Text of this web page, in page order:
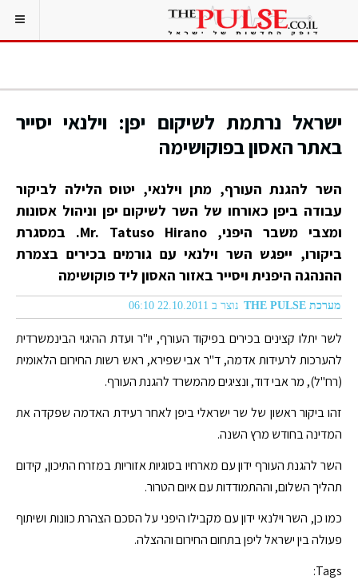
ישראל נרתמת לשיקום יפן: וילנאי יסייר
באתר האסון בפוקושימה
השר להגנת העורף, מתן וילנאי, יטוס הלילה לביקור
עבודה ביפן כאורחו של השר לשיקום יפן וניהול אסונות
ומצבי משבר היפני, Mr. Tatuso Hirano. במסגרת
ביקורו, ייפגש השר וילנאי עם גורמים בכירים בצמרת
ההנהגה היפנית ויסייר באזור האסון ליד פוקושימה
מערכת THE PULSE נוצר ב 22.10.2011 06:10
לשר יתלו קצינים בכירים בפיקוד העורף, יו"ר ועדת ההיגוי הבינמשרדית
להערכות לרעידות אדמה, ד"ר אבי שפירא, ראש רשות החירום הלאומית
(רח"ל), מר אבי דוד, ונציגים מהמשרד להגנת העורף.
זהו ביקור ראשון של שר ישראלי ביפן לאחר רעידת האדמה שפקדה את
המדינה בחודש מרץ השנה.
השר להגנת העורף ידון עם מארחיו בסוגיות אזוריות במזרח התיכון, קידום
תהליך השלום, וההתמודדות עם איום הטרור.
כמו כן, השר וילנאי ידון עם מקבילו היפני על הסכם הצהרת כוונות ושיתוף
פעולה בין ישראל ליפן בתחום החירום וההצלה.
Tags: